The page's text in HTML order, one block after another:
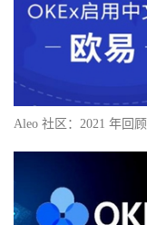
Aleo 社区：2021 年回顾